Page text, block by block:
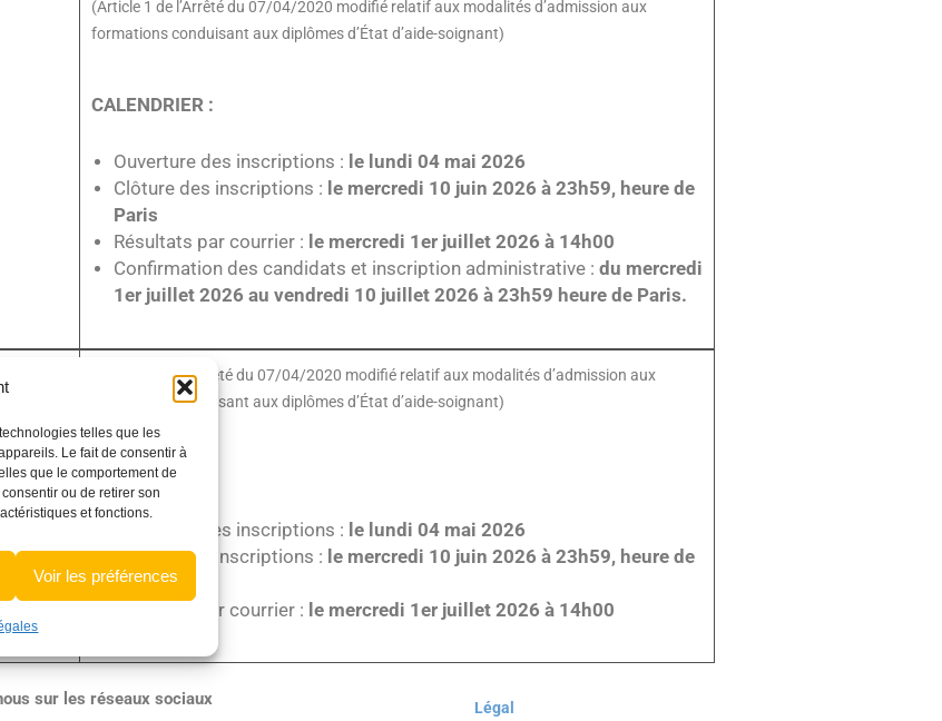
telles que les
Le fait de consentir à
que le comportement de
ou de retirer son
et fonctions.
Voir les préférences
(Article 1 de l’Arrêté du 07/04/2020 modifié relatif aux modalités d’admission aux
formations conduisant aux diplômes d’État d’aide-soignant)
CALENDRIER :
Ouverture des inscriptions : le lundi 04 mai 2026
Clôture des inscriptions : le mercredi 10 juin 2026 à 23h59, heure de
Paris
Résultats par courrier : le mercredi 1er juillet 2026 à 14h00
Confirmation des candidats et inscription administrative : du mercredi
1er juillet 2026 au vendredi 10 juillet 2026 à 23h59 heure de Paris.
(Article 10 de l’Arrêté du 07/04/2020 modifié relatif aux modalités d’admission aux
formations conduisant aux diplômes d’État d’aide-soignant)
CALENDRIER :
Ouverture des inscriptions : le lundi 04 mai 2026
Clôture des inscriptions : le mercredi 10 juin 2026 à 23h59, heure de
Paris
Résultats par courrier : le mercredi 1er juillet 2026 à 14h00
sur les réseaux sociaux Légal